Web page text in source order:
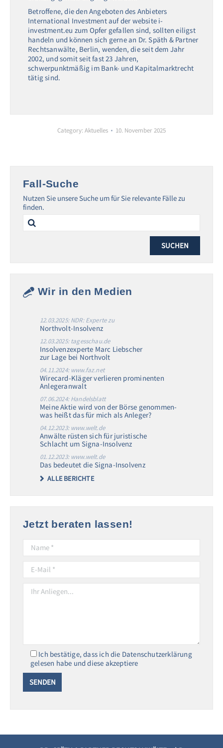
Betroffene, die den Angeboten des Anbieters
International Investment auf der website i-
investment.eu zum Opfer gefallen sind, sollten eiligst
handeln und können sich gerne an Dr. Späth & Partner
Rechtsanwälte, Berlin, wenden, die seit dem Jahr
2002, und somit seit fast 23 Jahren,
schwerpunktmäßig im Bank- und Kapitalmarktrecht
tätig sind.
Category:Aktuelles 10. November 2025
Fall-Suche
Nutzen Sie unsere Suche um für Sie relevante Fälle zu
finden.
Search
for:
Wir in den Medien
12.03.2025: NDR: Experte zu
Northvolt-Insolvenz
12.03.2025: tagesschau.de
Insolvenzexperte Marc Liebscher
zur Lage bei Northvolt
04.11.2024: www.faz.net
Wirecard-Kläger verlieren prominenten
Anlegeranwalt
07.06.2024: Handelsblatt
Meine Aktie wird von der Börse genommen-
was heißt das für mich als Anleger?
04.12.2023: www.welt.de
Anwälte rüsten sich für juristische
Schlacht um Signa-Insolvenz
01.12.2023: www.welt.de
Das bedeutet die Signa-Insolvenz
ALLE BERICHTE
Jetzt beraten lassen!
Ich bestätige, dass ich die Datenschutzerklärung
gelesen habe und diese akzeptiere